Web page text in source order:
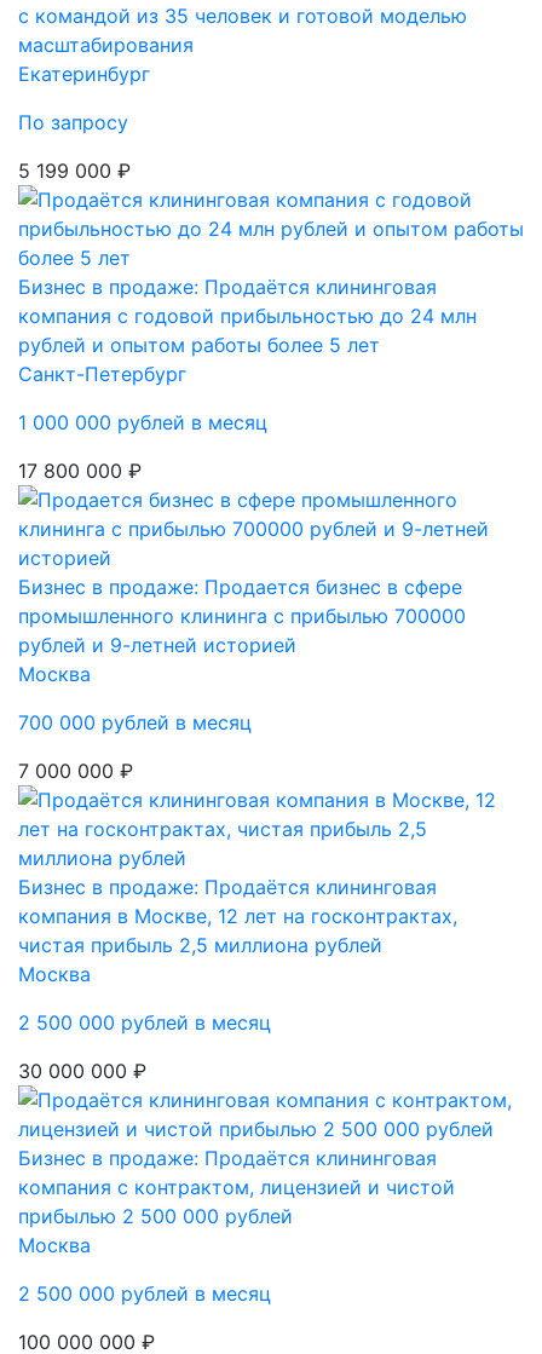
с командой из 35 человек и готовой моделью
масштабирования
Екатеринбург
По запросу
5 199 000 ₽
Бизнес в продаже: Продаётся клининговая
компания с годовой прибыльностью до 24 млн
рублей и опытом работы более 5 лет
Санкт-Петербург
1 000 000 рублей в месяц
17 800 000 ₽
Бизнес в продаже: Продается бизнес в сфере
промышленного клининга с прибылью 700000
рублей и 9-летней историей
Москва
700 000 рублей в месяц
7 000 000 ₽
Бизнес в продаже: Продаётся клининговая
компания в Москве, 12 лет на госконтрактах,
чистая прибыль 2,5 миллиона рублей
Москва
2 500 000 рублей в месяц
30 000 000 ₽
Бизнес в продаже: Продаётся клининговая
компания с контрактом, лицензией и чистой
прибылью 2 500 000 рублей
Москва
2 500 000 рублей в месяц
100 000 000 ₽